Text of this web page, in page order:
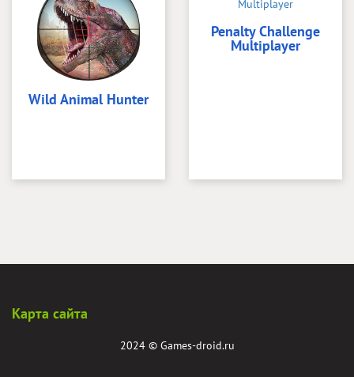
Wild Animal Hunter
Penalty Challenge
Multiplayer
Карта сайта
2024 © Games-droid.ru